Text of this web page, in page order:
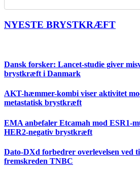
NYESTE BRYSTKRÆFT
Dansk forsker: Lancet-studie giver
brystkræft i Danmark
AKT-hæmmer-kombi viser aktivitet
metastatisk brystkræft
EMA anbefaler Etcamah mod ESR1-
HER2-negativ brystkræft
Dato-DXd forbedrer overlevelsen ved
fremskreden TNBC